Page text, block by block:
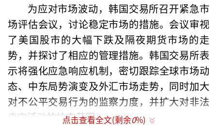
为应对市场波动，韩国交易所召开紧急市
场评估会议，讨论稳定市场的措施。会议审视
了美国股市的大幅下跌及隔夜期货市场的走
势，并探讨了相应的管理措施。韩国交易所表
示将强化应急响应机制，密切跟踪全球市场动
态、中东局势演变及外汇市场走势，同时加大
对不公平交易行为的监察力度，并扩大对非法
卖空活动的检查范围。（责任编辑：于浩淙 zx0176）
点击查看全文(剩余0%)